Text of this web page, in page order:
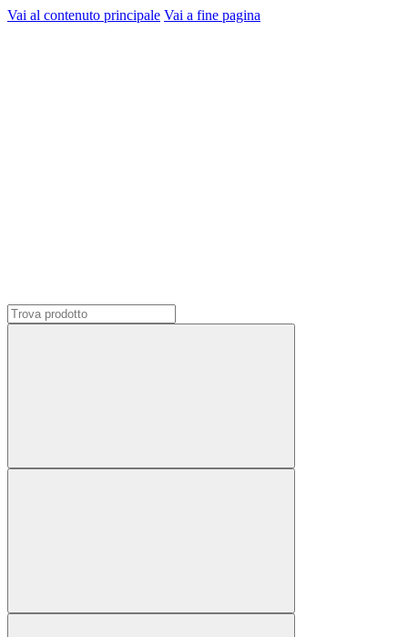
Vai al contenuto principale Vai a fine pagina